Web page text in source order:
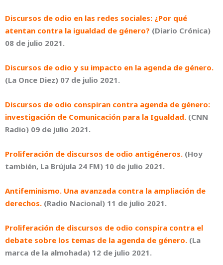
Discursos de odio en las redes sociales: ¿Por qué
atentan contra la igualdad de género? (Diario Crónica)
08 de julio 2021.
Discursos de odio y su impacto en la agenda de género.
(La Once Diez) 07 de julio 2021.
Discursos de odio conspiran contra agenda de género:
investigación de Comunicación para la Igualdad. (CNN
Radio) 09 de julio 2021.
Proliferación de discursos de odio antigéneros. (Hoy
también, La Brújula 24 FM) 10 de julio 2021.
Antifeminismo. Una avanzada contra la ampliación de
derechos. (Radio Nacional) 11 de julio 2021.
Proliferación de discursos de odio conspira contra el
debate sobre los temas de la agenda de género. (La
marca de la almohada) 12 de julio 2021.